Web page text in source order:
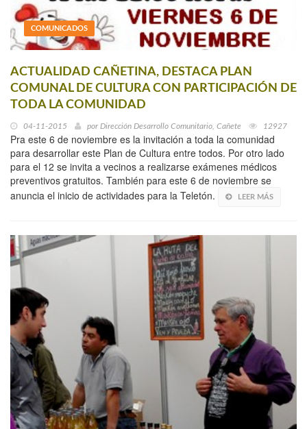
COMUNICADOS
ACTUALIDAD CAÑETINA, DESTACA PLAN
COMUNAL DE CULTURA CON PARTICIPACIÓN DE
TODA LA COMUNIDAD
04-11-2015 por Dirección Desarrollo Comunitario, Cañete 12927
Pra este 6 de noviembre es la invitación a toda la comunidad
para desarrollar este Plan de Cultura entre todos. Por otro lado
para el 12 se invita a vecinos a realizarse exámenes médicos
preventivos gratuitos. También para este 6 de noviembre se
anuncia el inicio de actividades para la Teletón.
LEER MÁS